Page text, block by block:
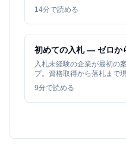
14分で読める
初めての入札 — ゼロか
入札未経験の企業が最初の
プ。資格取得から落札まで
9分で読める